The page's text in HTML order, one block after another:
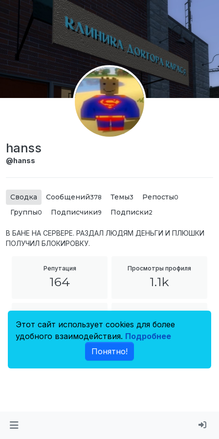
Перейти к содержимому
hanss
@hanss
Сводка Сообщений378 Темы3 Репосты0
Группы0 Подписчики9 Подписки2
В БАНЕ НА СЕРВЕРЕ. РАЗДАЛ ЛЮДЯМ ДЕНЬГИ И ПЛЮШКИ
ПОЛУЧИЛ БЛОКИРОВКУ.
Репутация
164
Просмотры профиля
1.1k
14 мая 2024 г.,
16:48
Последнее посещение
19 часов назад
Этот сайт использует cookies для более
удобного взаимодействия. Подробнее
Понятно!